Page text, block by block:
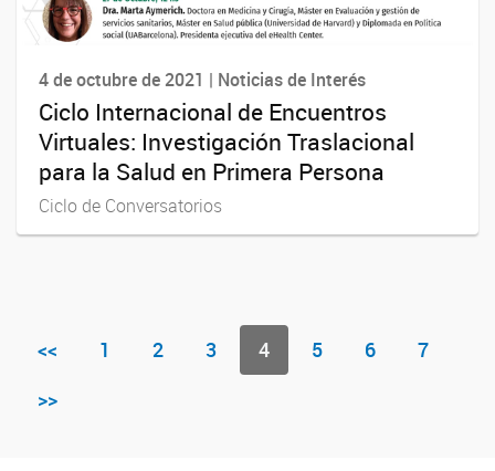
4 de octubre de 2021 | Noticias de Interés
Ciclo Internacional de Encuentros
Virtuales: Investigación Traslacional
para la Salud en Primera Persona
Ciclo de Conversatorios
<< 1 2 3 4 5 6
7
>>